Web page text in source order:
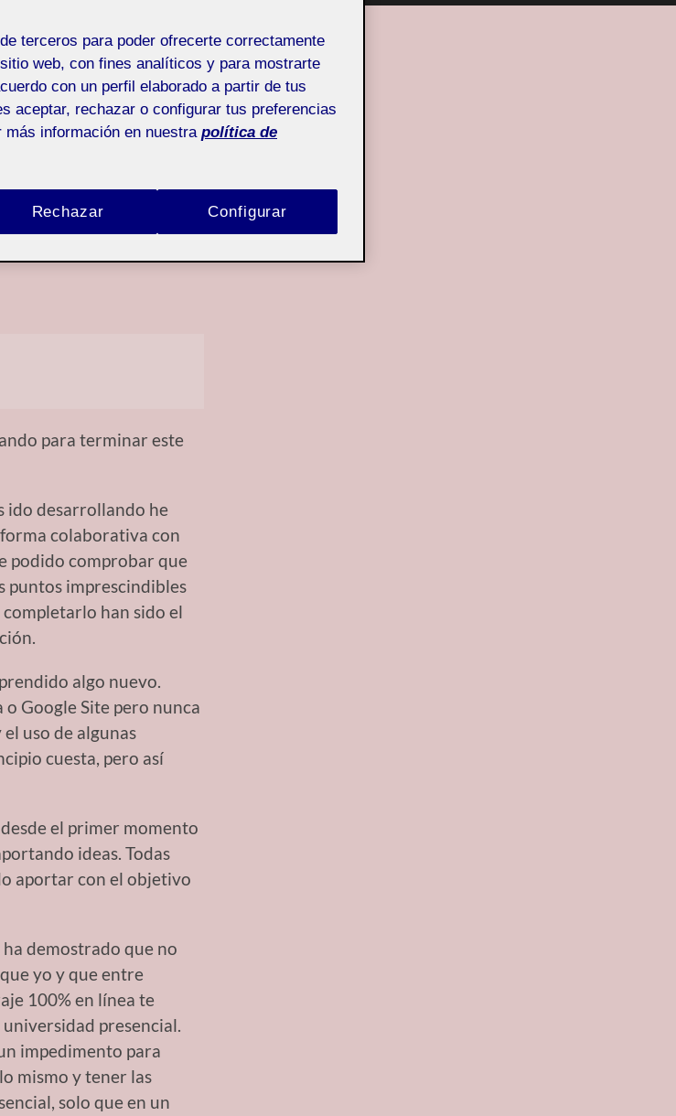
para terminar este
ido desarrollando he
colaborativa con
podido comprobar que
puntos imprescindibles
han sido el
algo nuevo.
Google Site pero nunca
uso de algunas
cuesta, pero así
el primer momento
ideas. Todas
aportar con el objetivo
demostrado que no
yo y que entre
100% en línea te
presencial.
impedimento para
mismo y tener las
solo que en un
terceros para poder ofrecerte correctamente
web, con fines analíticos y para mostrarte
con un perfil elaborado a partir de tus
aceptar, rechazar o configurar tus preferencias
información en nuestra política de
Rechazar Configurar